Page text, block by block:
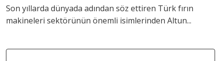
Son yıllarda dünyada adından söz ettiren Türk fırın
makineleri sektörünün önemli isimlerinden Altun...